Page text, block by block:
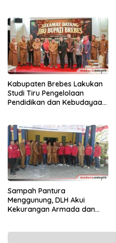
Kabupaten Brebes Lakukan
Studi Tiru Pengelolaan
Pendidikan dan Kebudayaan
Sampah Pantura
Menggunung, DLH Akui
Kekurangan Armada dan